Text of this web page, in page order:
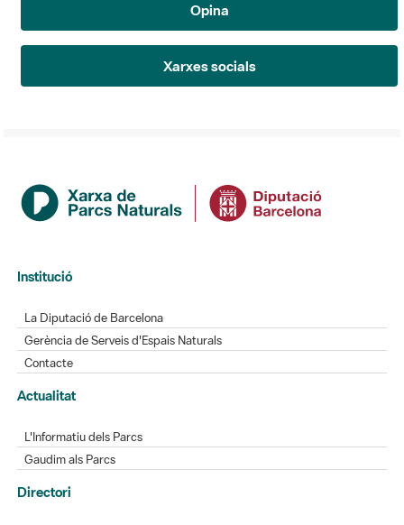
Opina
Xarxes socials
Institució
La Diputació de Barcelona
Gerència de Serveis d'Espais Naturals
Contacte
Actualitat
L'Informatiu dels Parcs
Gaudim als Parcs
Directori